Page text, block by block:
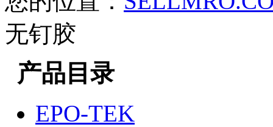
无钉胶
产品目录
EPO-TEK